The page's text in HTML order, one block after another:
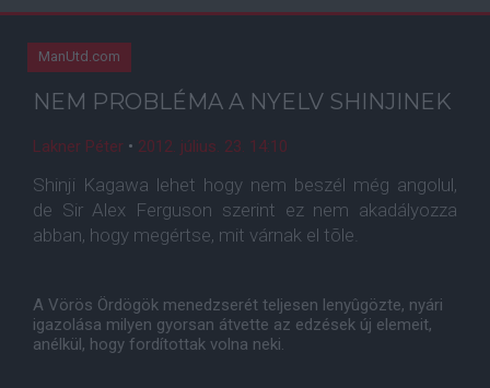
ManUtd.com
NEM PROBLÉMA A NYELV SHINJINEK
Lakner Péter • 2012. július. 23. 14:10
Shinji Kagawa lehet hogy nem beszél még angolul,
de Sir Alex Ferguson szerint ez nem akadályozza
abban, hogy megértse, mit várnak el tõle.
A Vörös Ördögök menedzserét teljesen lenyûgözte, nyári
igazolása milyen gyorsan átvette az edzések új elemeit,
anélkül, hogy fordítottak volna neki.